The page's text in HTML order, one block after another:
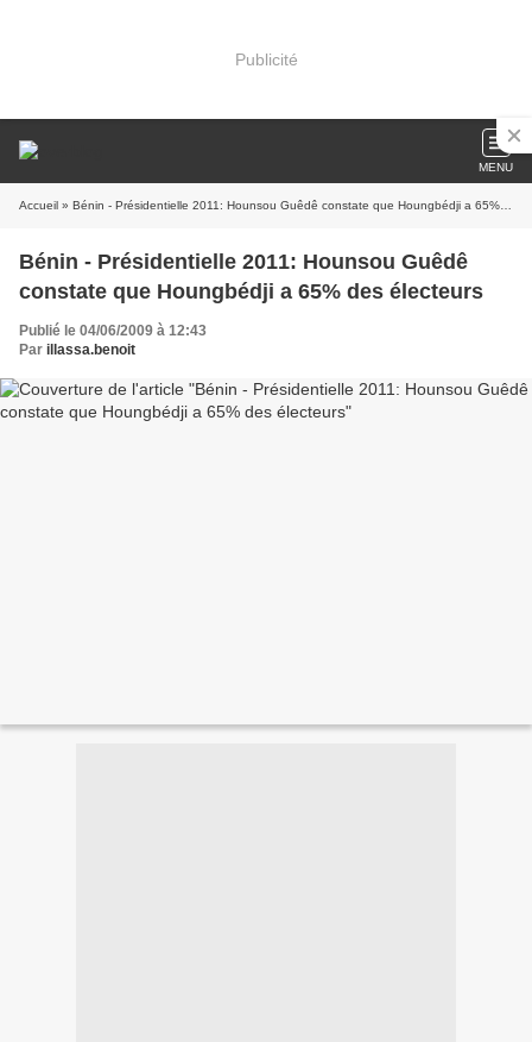
Publicité
MENU
Accueil » Bénin - Présidentielle 2011: Hounsou Guêdê constate que Houngbédji a 65% des électeurs
Bénin - Présidentielle 2011: Hounsou Guêdê
constate que Houngbédji a 65% des électeurs
Publié le 04/06/2009 à 12:43
Par illassa.benoit